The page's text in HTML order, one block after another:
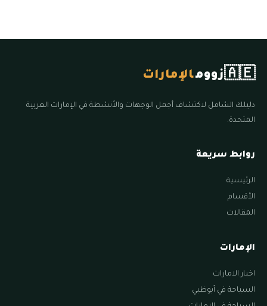
🇦🇪زوومالإمارات
دليلك الشامل لاكتشاف أجمل الوجهات والأنشطة في الإمارات العربية
المتحدة.
روابط سريعة
الرئيسية
الأقسام
المقالات
الإمارات
اخبار الامارات
السياحة في أبوظبي